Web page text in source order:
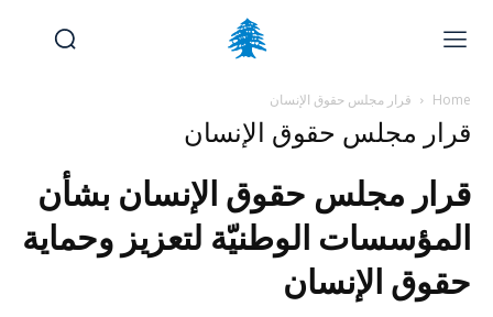
تقديم شكوى الوظائف والتدريب
تواصل معنا
الأحد, أغسطس 9, 2026
Home قرار مجلس حقوق الإنسان
قرار مجلس حقوق الإنسان
قرار مجلس حقوق الإنسان بشأن
المؤسسات الوطنيّة لتعزيز وحماية
حقوق الإنسان